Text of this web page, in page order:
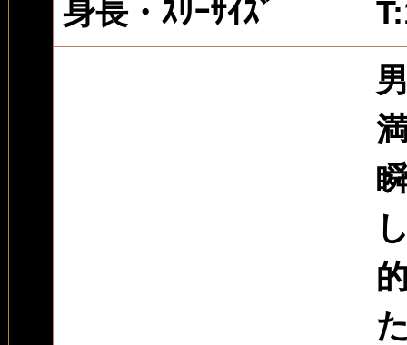
身長・ｽﾘｰｻｲｽﾞ